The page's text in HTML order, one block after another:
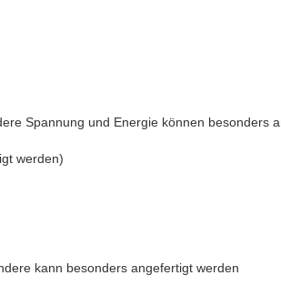
Spannung und Energie können besonders
werden)
kann besonders angefertigt werden